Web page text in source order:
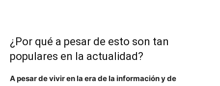
¿Por qué a pesar de esto son tan
populares en la actualidad?
A pesar de vivir en la era de la información y de